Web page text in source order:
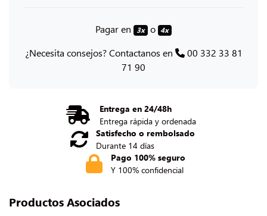
Pagar en 3x o 4x
¿Necesita consejos? Contactanos en
00 332 33 81
71 90
Entrega en 24/48h
Entrega rápida y ordenada
Satisfecho o rembolsado
Durante 14 días
Pago 100% seguro
Y 100% confidencial
Productos Asociados